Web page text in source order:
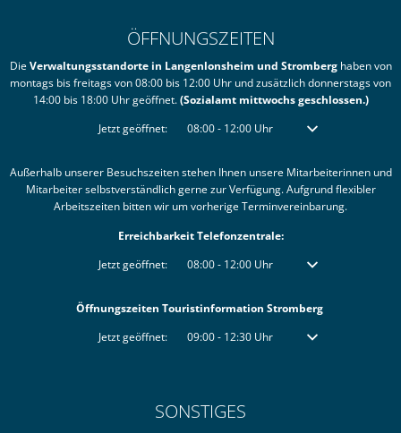
ÖFFNUNGSZEITEN
DieVerwaltungsstandorte in Langenlonsheim und Stromberghaben von
montags bis freitags von 08:00 bis 12:00 Uhr und zusätzlich donnerstags von
14:00 bis 18:00 Uhr geöffnet.(Sozialamt mittwochs geschlossen.)
Klicken, um weitere Öffnungs- oder Schließzeiten auszublenden
Jetzt geöffnet: 08:00- 12:00Uhr Von 08:00 bis 12:00
Außerhalb unserer Besuchszeiten stehen Ihnen unsere Mitarbeiterinnen und
Mitarbeiter selbstverständlich gerne zur Verfügung. Aufgrund flexibler
Arbeitszeiten bitten wir um vorherige Terminvereinbarung.
Erreichbarkeit Telefonzentrale:
Klicken, um weitere Öffnungs- oder Schließzeiten auszublenden
Jetzt geöffnet: 08:00- 12:00Uhr Von 08:00 bis 12:00
Öffnungszeiten Touristinformation Stromberg
Klicken, um weitere Öffnungs- oder Schließzeiten auszublenden
Jetzt geöffnet: 09:00- 12:30Uhr Von 09:00 bis 12:30
SONSTIGES